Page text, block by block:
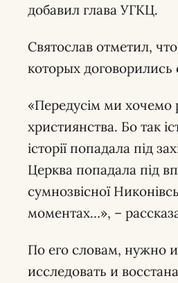
добавил глава УГКЦ.
Святослав отметил,
которых
«Передусім ми хочемо
християнства. Бо так
історії попадала під
Церква попадала під
сумнозвісної
моментах…», –
По его словам, нужно
исследовать и